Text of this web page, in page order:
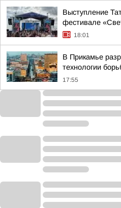
Выступление
фестивале
18:01
В Прикамье
технологии
17:55